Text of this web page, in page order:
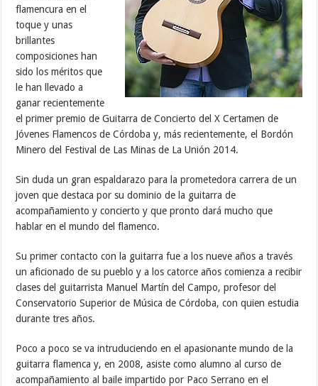
flamencura en el
toque y unas
brillantes
composiciones han
sido los méritos que
le han llevado a
ganar recientemente
el primer premio de Guitarra de Concierto del X Certamen de
Jóvenes Flamencos de Córdoba y, más recientemente, el Bordón
Minero del Festival de Las Minas de La Unión 2014.
Sin duda un gran espaldarazo para la prometedora carrera de un
joven que destaca por su dominio de la guitarra de
acompañamiento y concierto y que pronto dará mucho que
hablar en el mundo del flamenco.
Su primer contacto con la guitarra fue a los nueve años a través
un aficionado de su pueblo y a los catorce años comienza a recibir
clases del guitarrista Manuel Martín del Campo, profesor del
Conservatorio Superior de Música de Córdoba, con quien estudia
durante tres años.
Poco a poco se va intruduciendo en el apasionante mundo de la
guitarra flamenca y, en 2008, asiste como alumno al curso de
acompañamiento al baile impartido por Paco Serrano en el